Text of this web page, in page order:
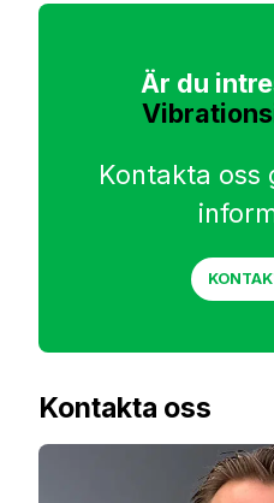
Är du
Kontakta oss
Kontakta oss